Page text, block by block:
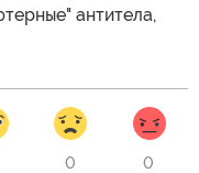
антитела,
0 0